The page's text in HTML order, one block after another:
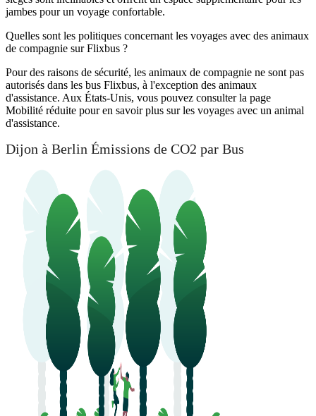
jambes pour un voyage confortable.
Quelles sont les politiques concernant les voyages avec des animaux
de compagnie sur Flixbus ?
Pour des raisons de sécurité, les animaux de compagnie ne sont pas
autorisés dans les bus Flixbus, à l'exception des animaux
d'assistance. Aux États-Unis, vous pouvez consulter la page
Mobilité réduite pour en savoir plus sur les voyages avec un animal
d'assistance.
Dijon à Berlin Émissions de CO2 par Bus